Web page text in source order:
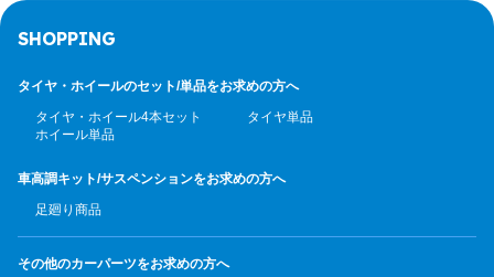
SHOPPING
タイヤ・ホイールのセット/単品をお求めの方へ
タイヤ・ホイール4本セット
タイヤ単品
ホイール単品
車高調キット/サスペンションをお求めの方へ
足廻り商品
その他のカーパーツをお求めの方へ